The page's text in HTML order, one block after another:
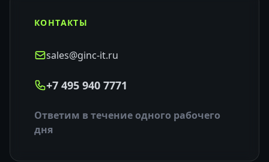
КОНТАКТЫ
sales@ginc-it.ru
+7 495 940 7771
Ответим в течение одного рабочего
дня